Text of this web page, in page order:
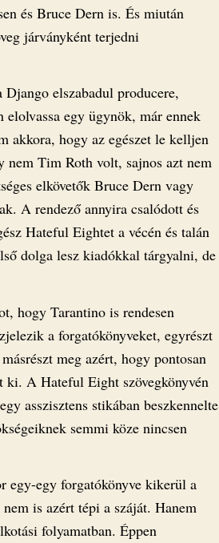
és Bruce Dern is. És miután
járványként terjedni
elszabadul producere,
egy ügynök, már ennek
akkora, hogy az egészet le kelljen
Tim Roth volt, sajnos azt nem
elkövetők Bruce Dern vagy
A rendező annyira csalódott és
Hateful Eightet a vécén és talán
dolga lesz kiadókkal tárgyalni, de
hogy Tarantino is rendesen
a forgatókönyveket, egyrészt
meg azért, hogy pontosan
ki. A Hateful Eight szövegkönyvén
asszisztens stikában beszkennelte
semmi köze nincsen
egy-egy forgatókönyve kikerül a
is azért tépi a száját. Hanem
folyamatban. Éppen